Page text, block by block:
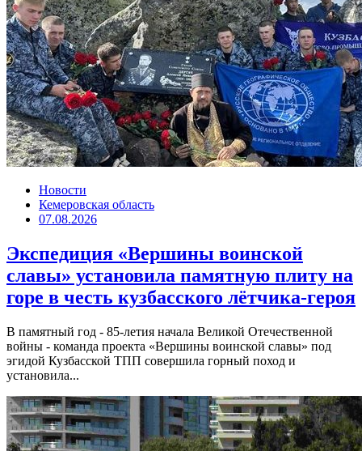
Новости
Кемеровская область
07.08.2026
Экспедиция «Вершины воинской
славы» установила памятную плиту на
горе в честь кузбасского лётчика-героя
В памятный год - 85-летия начала Великой Отечественной
войны - команда проекта «Вершины воинской славы» под
эгидой Кузбасской ТПП совершила горный поход и
установила...